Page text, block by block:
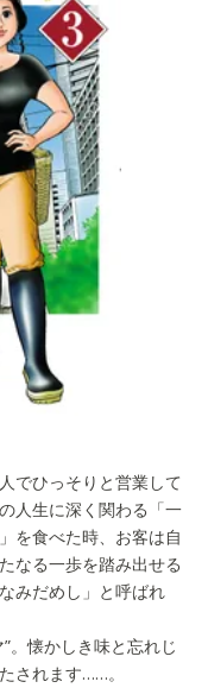
でひっそりと営業して
人生に深く関わる「一
を食べた時、お客は自
なる一歩を踏み出せる
みだめし」と呼ばれ
。懐かしき味と忘れじ
されます……。